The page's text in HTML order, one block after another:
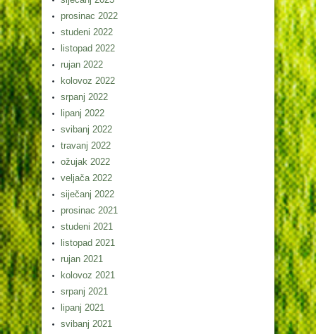
prosinac 2022
studeni 2022
listopad 2022
rujan 2022
kolovoz 2022
srpanj 2022
lipanj 2022
svibanj 2022
travanj 2022
ožujak 2022
veljača 2022
siječanj 2022
prosinac 2021
studeni 2021
listopad 2021
rujan 2021
kolovoz 2021
srpanj 2021
lipanj 2021
svibanj 2021